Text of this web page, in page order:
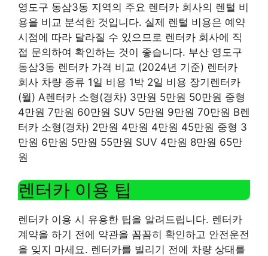
영도구 동삼3동 지역의 주요 렌터카 회사의 렌털 비
용을 비교 분석한 것입니다. 실제 렌털 비용은 예약
시점에 따라 달라질 수 있으므로 렌터카 회사에 직
접 문의하여 확인하는 것이 좋습니다. 부산 영도구
동삼3동 렌터카 가격 비교 (2024년 기준) 렌터카
회사 차량 종류 1일 비용 1박 2일 비용 장기렌터카
(월) A렌터카 소형(경차) 3만원 5만원 50만원 중형
4만원 7만원 60만원 SUV 5만원 9만원 70만원 B렌
터카 소형(경차) 2만원 4만원 4만원 45만원 중형 3
만원 6만원 5만원 55만원 SUV 4만원 8만원 65만
원
렌터카 이용 팁
렌터카 이용 시 유용한 팁을 알려드립니다. 렌터카
계약을 하기 전에 약관을 꼼꼼히 확인하고 안전운전
을 잊지 마세요. 렌터카를 빌리기 전에 차량 상태를